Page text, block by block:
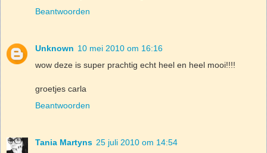
Beantwoorden
Unknown 10 mei 2010 om 16:16
wow deze is super prachtig echt heel en heel mooi!!!!
groetjes carla
Beantwoorden
Tania Martyns 25 juli 2010 om 14:54